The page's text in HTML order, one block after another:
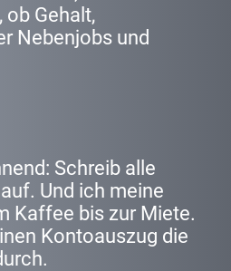
ob Gehalt,
Nebenjobs und
Schreib alle
Und ich meine
Kaffee bis zur Miete.
Kontoauszug die